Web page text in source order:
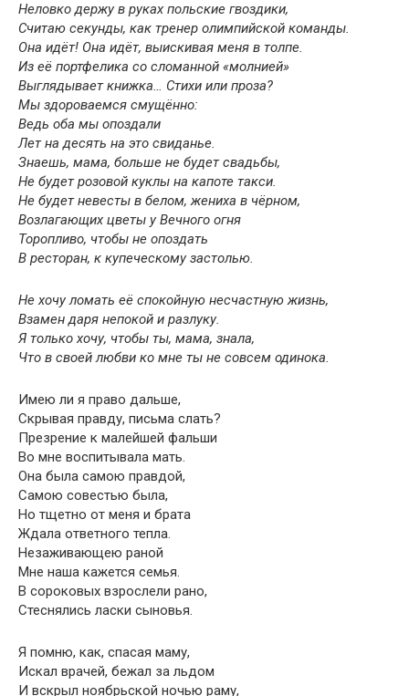
Неловко держу в руках польские гвоздики,
Считаю секунды, как тренер олимпийской команды.
Она идёт! Она идёт, выискивая меня в толпе.
Из её портфелика со сломанной «молнией»
Выглядывает книжка… Стихи или проза?
Мы здороваемся смущённо:
Ведь оба мы опоздали
Лет на десять на это свиданье.
Знаешь, мама, больше не будет свадьбы,
Не будет розовой куклы на капоте такси.
Не будет невесты в белом, жениха в чёрном,
Возлагающих цветы у Вечного огня
Торопливо, чтобы не опоздать
В ресторан, к купеческому застолью.
Не хочу ломать её спокойную несчастную жизнь,
Взамен даря непокой и разлуку.
Я только хочу, чтобы ты, мама, знала,
Что в своей любви ко мне ты не совсем одинока.
Имею ли я право дальше,
Скрывая правду, письма слать?
Презрение к малейшей фальши
Во мне воспитывала мать.
Она была самою правдой,
Самою совестью была,
Но тщетно от меня и брата
Ждала ответного тепла.
Незаживающею раной
Мне наша кажется семья.
В сороковых взрослели рано,
Стеснялись ласки сыновья.
Я помню, как, спасая маму,
Искал врачей, бежал за льдом
И вскрыл ноябрьской ночью раму,